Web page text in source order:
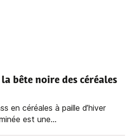
bête noire des céréales
en céréales à paille d’hiver
est une...